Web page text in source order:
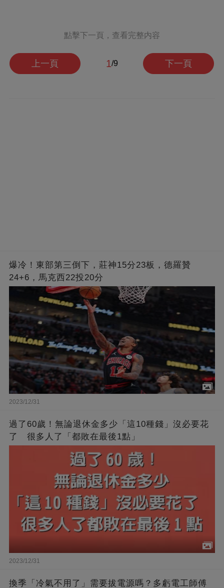
點擊下一頁，查看完整内容
上一頁 1/9 下一頁
爆冷！東部第三倒下，莊神15分23板，德羅贊
24+6，馬克西22投20分
2023/12/31
過了60歲！無論退休金多少「這10種錢」沒必要花
了 很多人了「都敗在最後1點」
2023/12/31
換季「冷氣不用了」需要拔電源嗎？多虧電工師傅